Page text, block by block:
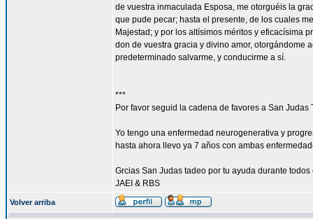
de vuestra inmaculada Esposa, me otorguéis la
que pude pecar; hasta el presente, de los cuales
Majestad; y por los altísimos méritos y eficacísima
don de vuestra gracia y divino amor, otorgándome
predeterminado salvarme, y conducirme a sí.
***
Por favor seguid la cadena de favores a San
Yo tengo una enfermedad neurogenerativa y
hasta ahora llevo ya 7 años con ambas
Grcias San Judas tadeo por tu ayuda durante todos
JAEI & RBS
Volver arriba